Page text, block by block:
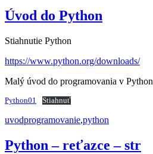
Úvod do Python
Stiahnutie Python
https://www.python.org/downloads/
Malý úvod do programovania v Python
Python01 Stiahnuť
Publikované
Kategórie
uvodZnačky
programovanie,python
Python – reťazce – str